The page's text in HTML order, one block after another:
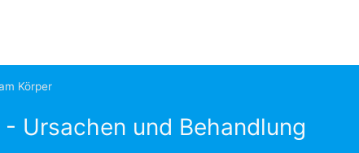
Körper
Ursachen und Behandlung